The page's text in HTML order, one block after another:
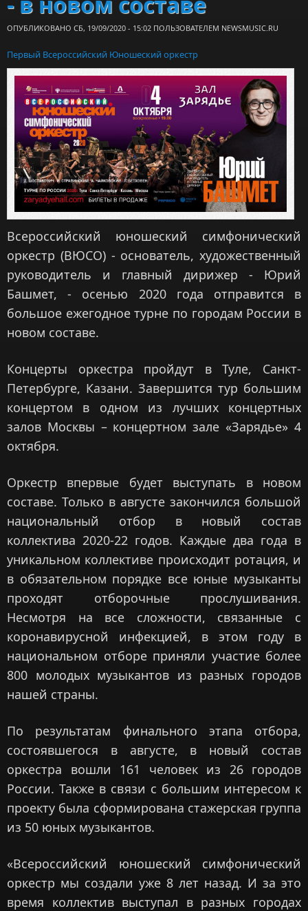
ОПУБЛИКОВАНО СБ, 19/09/2020 - 15:02 ПОЛЬЗОВАТЕЛЕМ NEWSMUSIC.RU
Первый Всероссийский Юношеский оркестр
Всероссийский юношеский симфонический
оркестр (ВЮСО) - основатель, художественный
руководитель и главный дирижер - Юрий
Башмет, - осенью 2020 года отправится в
большое ежегодное турне по городам России в
новом составе.
Концерты оркестра пройдут в Туле, Санкт-
Петербурге, Казани. Завершится тур большим
концертом в одном из лучших концертных
залов Москвы – концертном зале «Зарядье» 4
октября.
Оркестр впервые будет выступать в новом
составе. Только в августе закончился большой
национальный отбор в новый состав
коллектива 2020-22 годов. Каждые два года в
уникальном коллективе происходит ротация, и
в обязательном порядке все юные музыканты
проходят отборочные прослушивания.
Несмотря на все сложности, связанные с
коронавирусной инфекцией, в этом году в
национальном отборе приняли участие более
800 молодых музыкантов из разных городов
нашей страны.
По результатам финального этапа отбора,
состоявшегося в августе, в новый состав
оркестра вошли 161 человек из 26 городов
России. Также в связи с большим интересом к
проекту была сформирована стажерская группа
из 50 юных музыкантов.
«Всероссийский юношеский симфонический
оркестр мы создали уже 8 лет назад. И за это
время коллектив выступал в разных городах